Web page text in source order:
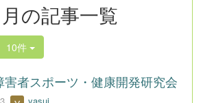
の記事一覧
10件
者スポーツ・健康開発研究会